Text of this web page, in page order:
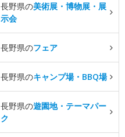
長野県の美術展・博物展・展
示会
長野県のフェア
長野県のキャンプ場・BBQ場
長野県の遊園地・テーマパー
ク